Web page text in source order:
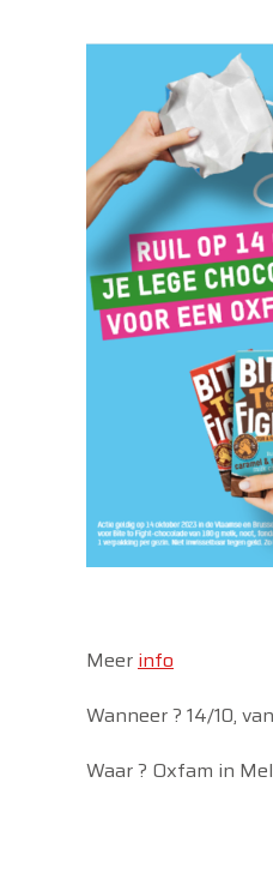
Meerinfo
Wanneer ? 14/10,
Waar ? Oxfam in